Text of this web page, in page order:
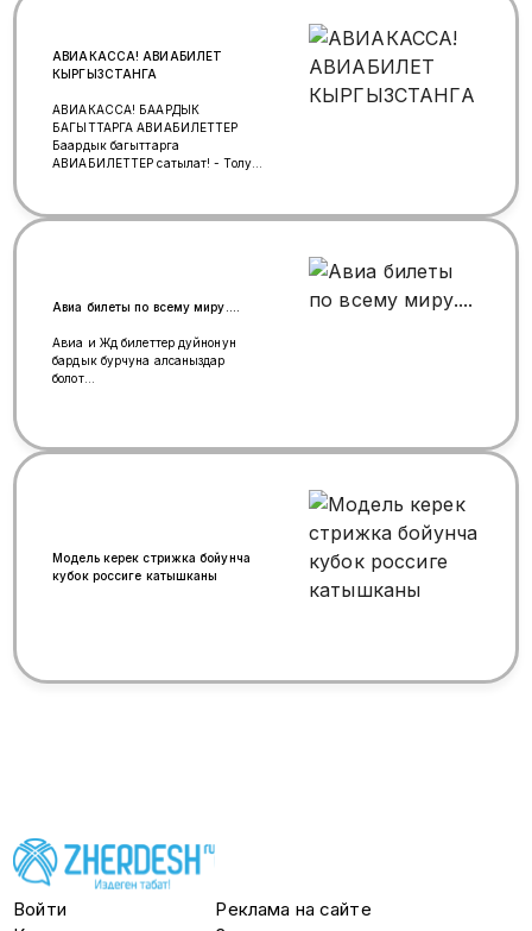
АВИАКАССА! АВИАБИЛЕТ
КЫРГЫЗСТАНГА
АВИАКАССА! БААРДЫК
БАГЫТТАРГА АВИАБИЛЕТТЕР
Баардык багыттарга
АВИАБИЛЕТТЕР сатылат! - Толук
Сиз үчүн пайдалуу кеңештер -
ЭЛЕКТРОНДУК БИЛЕТ алууңузду
акчаңызды үнөмдөңүз Кошумча
суроолор боюнча телефон чалып же
ватсап аркылуу байланышсаңыз
метродон 1 минута
Авиа билеты по всему миру....
Авиа и Жд билеттер дуйнонун
бардык бурчуна алсаныздар
болот...
Модель керек стрижка бойунча
кубок россиге катышканы
Войти
Реклама на сайте